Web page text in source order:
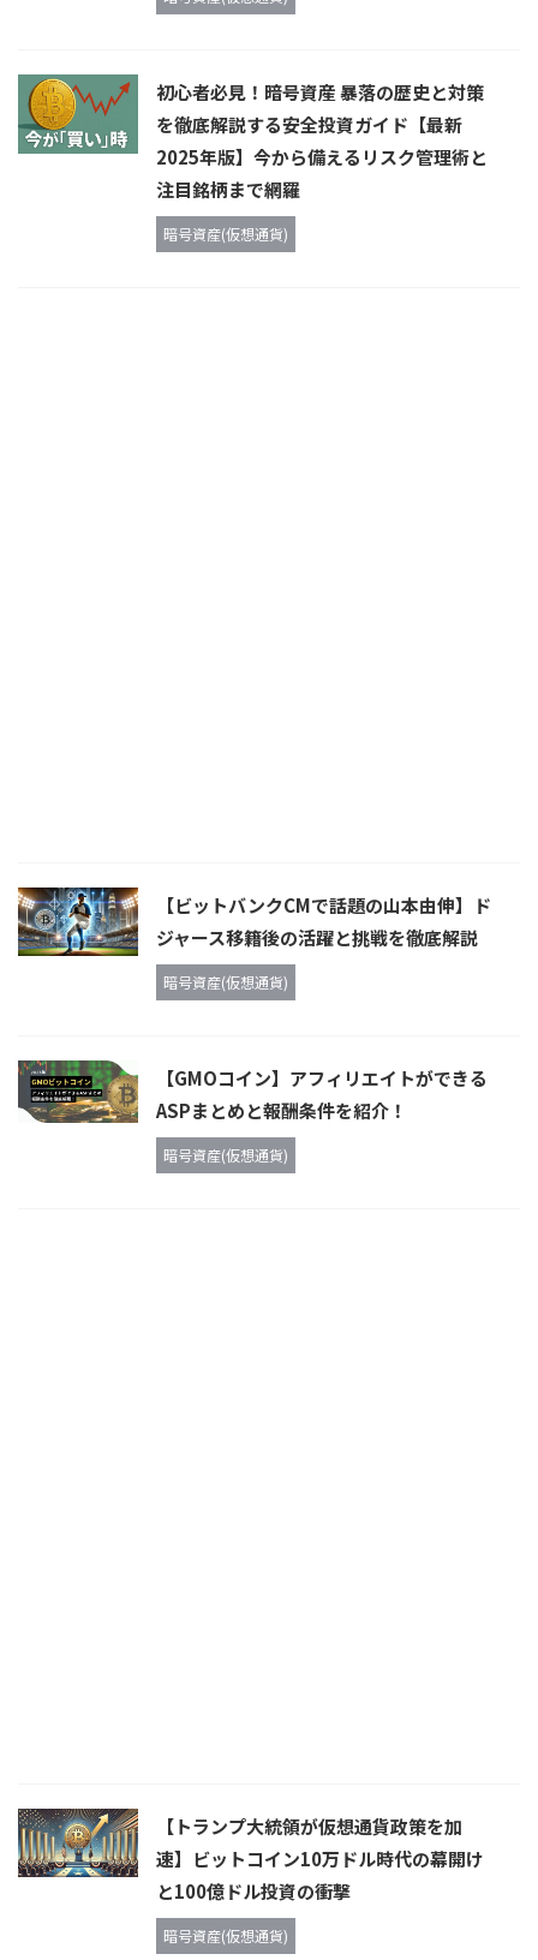
初心者必見！暗号資産 暴落の歴史と対策
を徹底解説する安全投資ガイド【最新
2025年版】今から備えるリスク管理術と
注目銘柄まで網羅
暗号資産(仮想通貨)
【ビットバンクCMで話題の山本由伸】ド
ジャース移籍後の活躍と挑戦を徹底解説
暗号資産(仮想通貨)
【GMOコイン】アフィリエイトができる
ASPまとめと報酬条件を紹介！
暗号資産(仮想通貨)
【トランプ大統領が仮想通貨政策を加
速】ビットコイン10万ドル時代の幕開け
と100億ドル投資の衝撃
暗号資産(仮想通貨)